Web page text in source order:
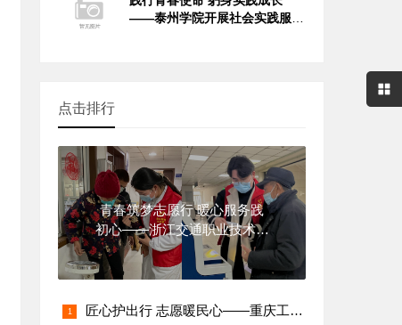
——泰州学院开展社会实践服务
点击排行
青春筑梦志愿行 暖心服务践
初心——浙江交通职业技术学
院志愿者
匠心护出行 志愿暖民心——重庆工业职业技术学院志愿者社区汽车